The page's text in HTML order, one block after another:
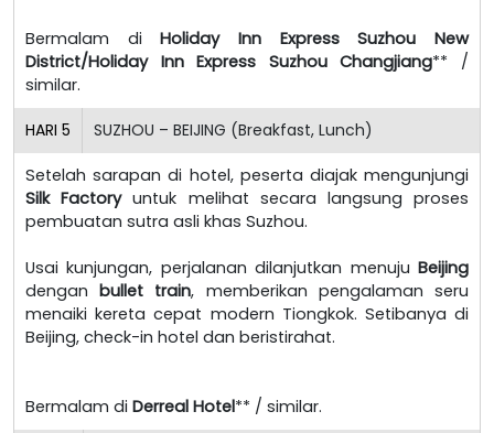
Bermalam diHoliday Inn Express Suzhou New
District/Holiday Inn Express Suzhou Changjiang** /
similar.
HARI 5 SUZHOU – BEIJING (Breakfast, Lunch)
Setelah sarapan di hotel, peserta diajak mengunjungi
Silk Factoryuntuk melihat secara langsung proses
pembuatan sutra asli khas Suzhou.
Usai kunjungan, perjalanan dilanjutkan menuju Beijing
denganbullet train, memberikan pengalaman seru
menaiki kereta cepat modern Tiongkok. Setibanya di
Beijing, check-in hotel dan beristirahat.
Bermalam di Derreal Hotel** / similar.